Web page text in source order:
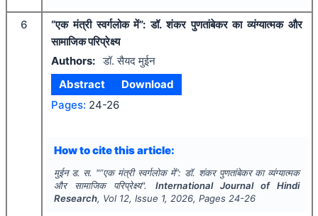
6
“एक मंत्री स्वर्गलोक में”: डॉ. शंकर पुणतांबेकर का व्यंग्यात्मक और
सामाजिक परिप्रेक्ष्य
Authors: डॉ. सैयद मुईन
Abstract
Download
Pages: 24-26
How to cite this article:
मुईन ड. स. "“एक मंत्री स्वर्गलोक में”: डॉ. शंकर पुणतांबेकर का व्यंग्यात्मक
और सामाजिक परिप्रेक्ष्य". International Journal of Hindi
Research, Vol 12, Issue 1, 2026, Pages 24-26